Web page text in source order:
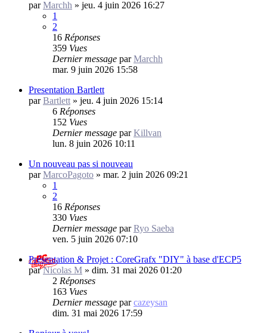
parMarchh » jeu. 4 juin 2026 16:27
1
2
16 Réponses
359 Vues
Dernier message parMarchh
mar. 9 juin 2026 15:58
Presentation Bartlett
parBartlett » jeu. 4 juin 2026 15:14
6 Réponses
152 Vues
Dernier message parKillvan
lun. 8 juin 2026 10:11
Un nouveau pas si nouveau
parMarcoPagoto » mar. 2 juin 2026 09:21
1
2
16 Réponses
330 Vues
Dernier message parRyo Saeba
ven. 5 juin 2026 07:10
Présentation & Projet : CoreGrafx "DIY" à base d'ECP5
parNicolas M » dim. 31 mai 2026 01:20
2 Réponses
163 Vues
Dernier message parcazeysan
dim. 31 mai 2026 17:59